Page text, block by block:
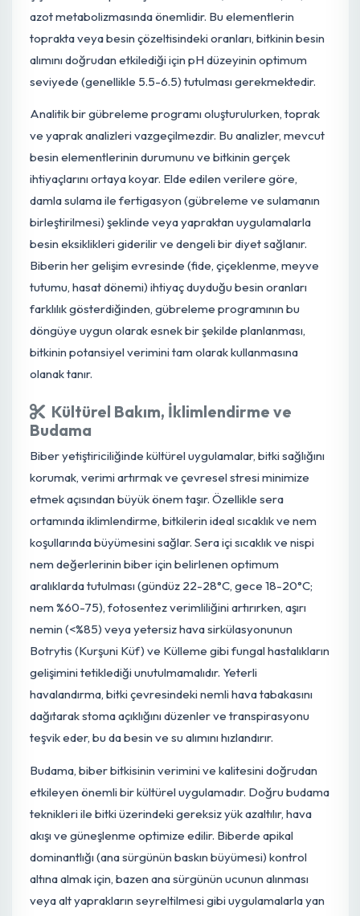
meyveler küçük kalır ve kalite düşer.
Sadece makro elementler değil, mikro elementler de (iz
elementler) biberin metabolik süreçleri için
kofaktördür ve eksikliğinde genç yapraklarda damar
aralarında sararma (kloroz) meydana gelir. Çinko (Zn),
bitki büyüme düzenleyicilerinin (oksinler) sentezinde ve
birçok enzimin aktivasyonunda rol oynar; yetersizliğinde
küçük yapraklar ve rozetleşme görülebilir. Mangan (Mn)
ve Bakır (Cu) fotosentez ve solunumda, Bor (B)
çiçeklenme ve polen çimlenmesinde, Molibden (Mo) ise
azot metabolizmasında önemlidir. Bu elementlerin
alımını doğrudan etkilediği için pH düzeyinin optimum
seviyede (genellikle 5.5-6.5) tutulması gerekmektedir.
Analitik bir gübreleme programı oluşturulurken, toprak
ve yaprak analizleri vazgeçilmezdir. Bu analizler, mevcut
besin elementlerinin durumunu ve bitkinin gerçek
ihtiyaçlarını ortaya koyar. Elde edilen verilere göre,
damla sulama ile fertigasyon (gübreleme ve sulamanın
birleştirilmesi) şeklinde veya yapraktan uygulamalarla
besin eksiklikleri giderilir ve dengeli bir diyet sağlanır.
Biberin her gelişim evresinde (fide, çiçeklenme, meyve
tutumu, hasat dönemi) ihtiyaç duyduğu besin oranları
farklılık gösterdiğinden, gübreleme programının bu
döngüye uygun olarak esnek bir şekilde planlanması,
bitkinin potansiyel verimini tam olarak kullanmasına
olanak tanır.
Kültürel Bakım, İklimlendirme ve
Biber yetiştiriciliğinde kültürel uygulamalar, bitki sağlığını
korumak, verimi artırmak ve çevresel stresi minimize
etmek açısından büyük önem taşır. Özellikle sera
ortamında iklimlendirme, bitkilerin ideal sıcaklık ve nem
koşullarında büyümesini sağlar. Sera içi sıcaklık ve nispi
nem değerlerinin biber için belirlenen optimum